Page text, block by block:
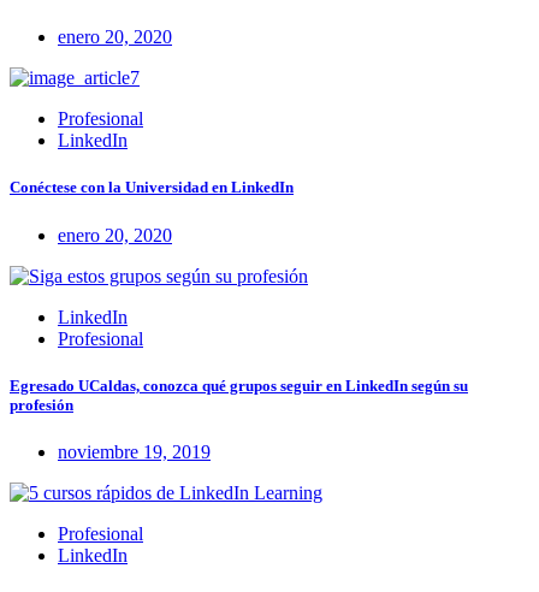
enero 20, 2020
Profesional
LinkedIn
Conéctese con la Universidad en LinkedIn
enero 20, 2020
LinkedIn
Profesional
Egresado UCaldas, conozca qué grupos seguir en LinkedIn según su
profesión
noviembre 19, 2019
Profesional
LinkedIn